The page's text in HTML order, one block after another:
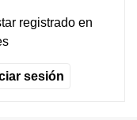
registradoen
sesión